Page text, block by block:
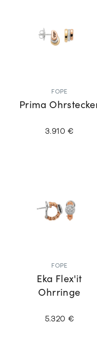
FOPE
Prima
3.910 €
FOPE
Eka Flex'it
Ohrringe
5.320 €